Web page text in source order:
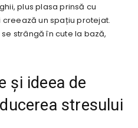
plus plasa prinsă cu
un spațiu protejat.
strângă în cute la bază,
și ideea de
stresului